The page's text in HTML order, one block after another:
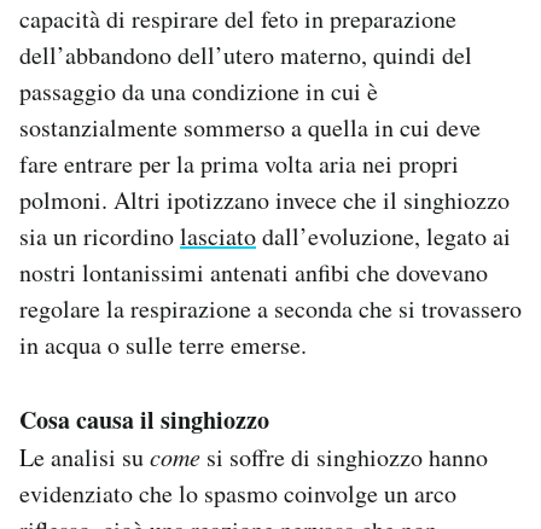
capacità di respirare del feto in preparazione
dell’abbandono dell’utero materno, quindi del
passaggio da una condizione in cui è
sostanzialmente sommerso a quella in cui deve
fare entrare per la prima volta aria nei propri
polmoni. Altri ipotizzano invece che il singhiozzo
sia un ricordinolasciatodall’evoluzione, legato ai
nostri lontanissimi antenati anfibi che dovevano
regolare la respirazione a seconda che si trovassero
in acqua o sulle terre emerse.
Cosa causa il singhiozzo
Le analisi sucome si soffre di singhiozzo hanno
evidenziato che lo spasmo coinvolge un arco